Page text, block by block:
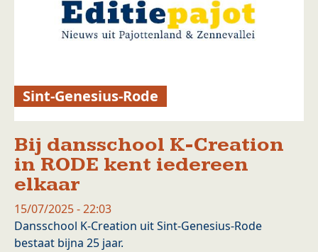
Sint-Genesius-Rode
Bij dansschool K-Creation
in RODE kent iedereen
elkaar
15/07/2025 - 22:03
Dansschool K-Creation uit Sint-Genesius-Rode
bestaat bijna 25 jaar.